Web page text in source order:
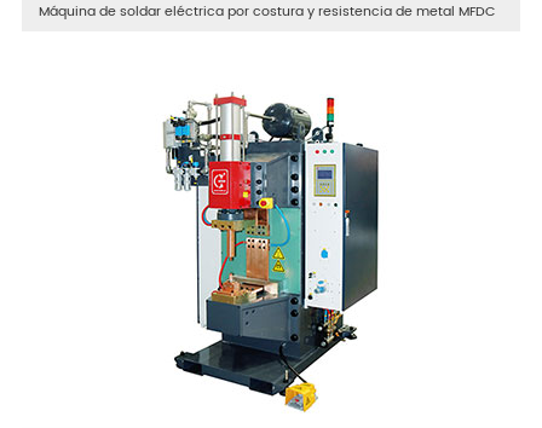
Máquina de soldar eléctrica por costura y resistencia de metal MFDC